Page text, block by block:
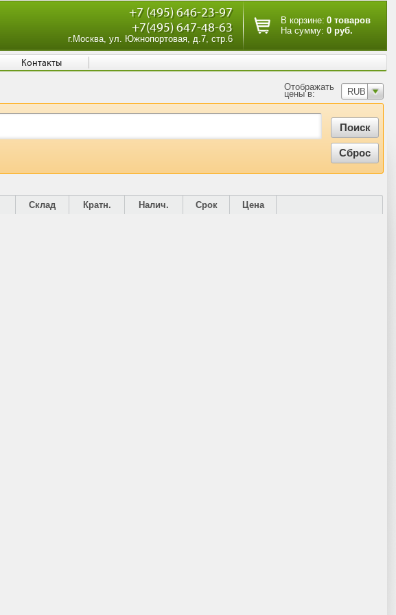
RUB
Отображать
цены в:
Склад Кратн. Налич. Срок Цена
Контакты
+7 (495) 646-23-97
+7(495) 647-48-63
г.Москва, ул. Южнопортовая, д.7, стр.6
В корзине: 0 товаров
На сумму: 0 руб.